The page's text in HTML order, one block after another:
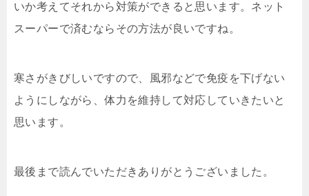
いか考えてそれから対策ができると思います。ネット
スーパーで済むならその方法が良いですね。
寒さがきびしいですので、風邪などで免疫を下げない
ようにしながら、体力を維持して対応していきたいと
思います。
最後まで読んでいただきありがとうございました。